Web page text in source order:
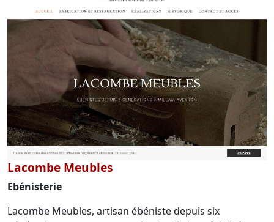
Lacombe Meubles
Ebénisterie
Lacombe Meubles, artisan ébéniste depuis six